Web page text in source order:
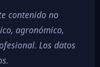
contenido no
agronómico,
Los datos